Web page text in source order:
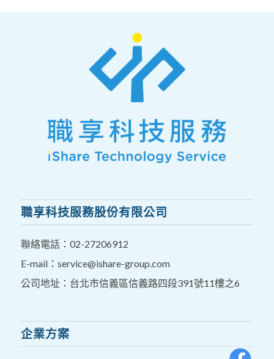
職享科技服務股份有限公司
聯絡電話： 02-27206912
E-mail： service@ishare-group.com
公司地址：台北市信義區信義路四段391號11樓之6
企業方案